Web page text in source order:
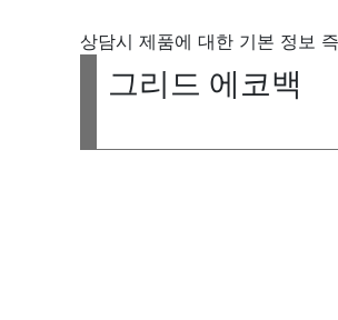
상담시 제품에 대한 기본 정보
그리드 에코백